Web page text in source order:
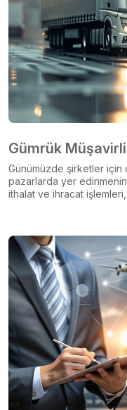
Gümrük
Günümüzde şirketler için
pazarlarda yer
ithalat ve ihracat